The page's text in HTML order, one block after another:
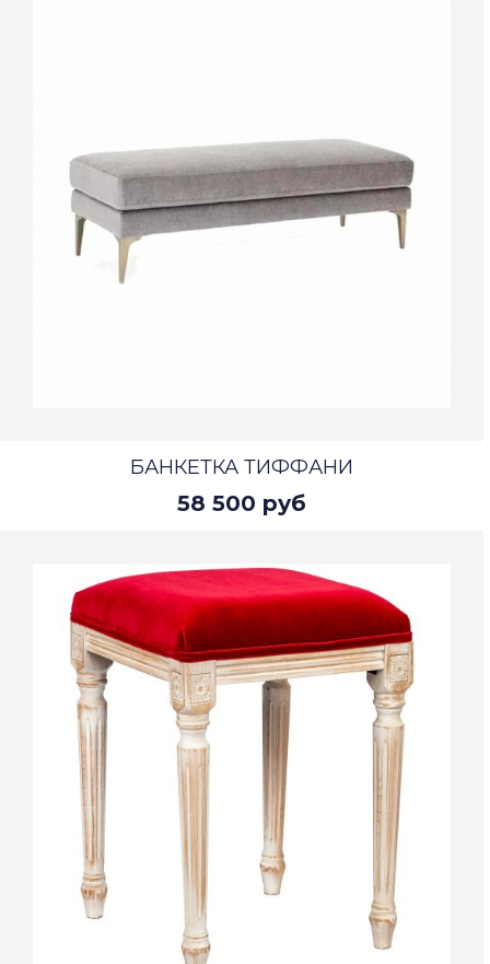
БАНКЕТКА ТИФФАНИ
58 500 руб